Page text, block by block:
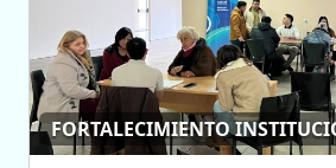
FORTALECIMIENTO